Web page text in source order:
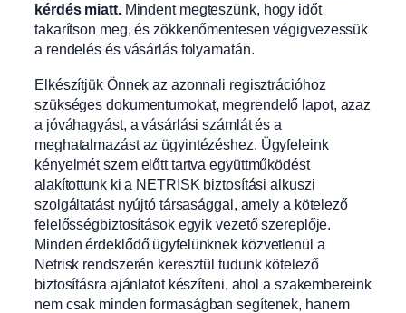
kérdés miatt. Mindent megteszünk, hogy időt
takarítson meg, és zökkenőmentesen végigvezessük
a rendelés és vásárlás folyamatán.
Elkészítjük Önnek az azonnali regisztrációhoz
szükséges dokumentumokat, megrendelő lapot, azaz
a jóváhagyást, a vásárlási számlát és a
meghatalmazást az ügyintézéshez. Ügyfeleink
kényelmét szem előtt tartva együttműködést
alakítottunk ki a NETRISK biztosítási alkuszi
szolgáltatást nyújtó társasággal, amely a kötelező
felelősségbiztosítások egyik vezető szereplője.
Minden érdeklődő ügyfelünknek közvetlenül a
Netrisk rendszerén keresztül tudunk kötelező
biztosításra ajánlatot készíteni, ahol a szakembereink
nem csak minden formaságban segítenek, hanem